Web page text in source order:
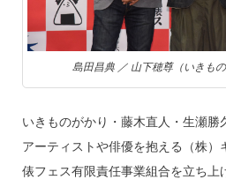
島田昌典 ／ 山下穂尊（いきも
いきものがかり・藤木直人・生瀬勝
アーティストや俳優を抱える（株）
俵フェス有限責任事業組合を立ち上